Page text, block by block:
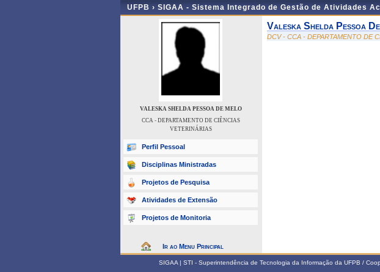
UFPB › SIGAA - Sistema Integrado de Gestão de Atividades
VALESKA SHELDA PESSOA DE MELO
CCA - DEPARTAMENTO DE CIÊNCIAS
VETERINÁRIAS
Perfil Pessoal
Disciplinas Ministradas
Projetos de Pesquisa
Atividades de Extensão
Projetos de Monitoria
Ir ao Menu Principal
Valeska Shelda Pessoa
DCV - CCA - DEPARTAMENTO DE
SIGAA | STI - Superintendência de Tecnologia da Informação da UFPB /